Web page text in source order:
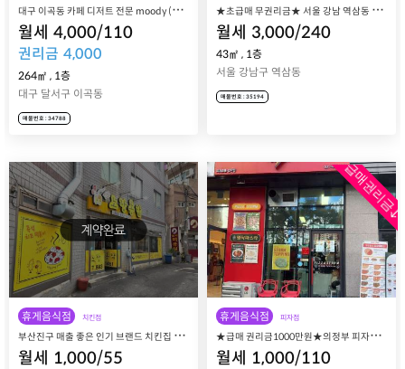
대
구 이곡동 카페 디저트 전문 moody (무디) 매장 매매 양도
월세 4,000/110
권리금 4,000
264㎡ , 1층
대구 달서구 이곡동
매물번호 : 34788
★
초급매 무권리금★ 서울 강남 역삼동 찜닭 배달전문점 창업, 요달의찜닭 역삼점 매장 매매 양도양수
월세 3,000/240
43㎡ , 1층
서울 강남구 역삼동
매물번호 : 35194
휴게음식점 치킨점
부
산진구 매출 좋은 인기 브랜드 치킨집 노랑통닭 당감점 매장 매매 양도
월세 1,000/55
급매권리금↓
휴게음식점 피자점
★
급매 권리금1000만원★의정부 피자전문점 프렌차이즈 체인점 피자스톰 민락점 양도양수 피자집
월세 1,000/110